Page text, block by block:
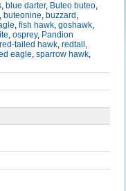
, blue darter, Buteo buteo,
, buteonine, buzzard ,
, fish hawk, goshawk,
, osprey, Pandion
red-tailed hawk, redtail ,
eagle, sparrow hawk,